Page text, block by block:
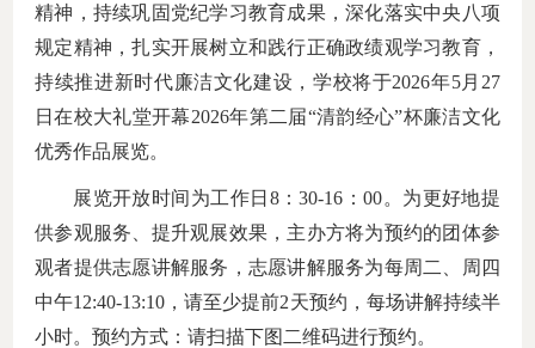
精神，持续巩固党纪学习教育成果，深化落实中央八项
规定精神，扎实开展树立和践行正确政绩观学习教育，
持续推进新时代廉洁文化建设， 学校将于2026年5月 27
日在校大礼堂开幕2026年第二 届“清韵经心”杯廉洁文化
优秀作品展览。
展览开放时间为工作日 8：30-16：00。为更好地提
供参观服务、提升观展效果，主办方将为预约的团体参
观者提供志愿讲解服务 ， 志愿讲解服务为每周二、周四
中午12:40-13:10 ，请至少提前2天预约， 每场讲解持续半
小时。预约方式：请扫描下图二维码进行预约。